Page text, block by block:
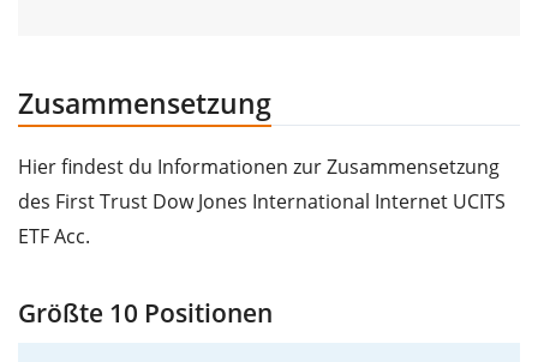
Zusammensetzung
Hier findest du Informationen zur Zusammensetzung
des First Trust Dow Jones International Internet UCITS
ETF Acc.
Größte 10 Positionen